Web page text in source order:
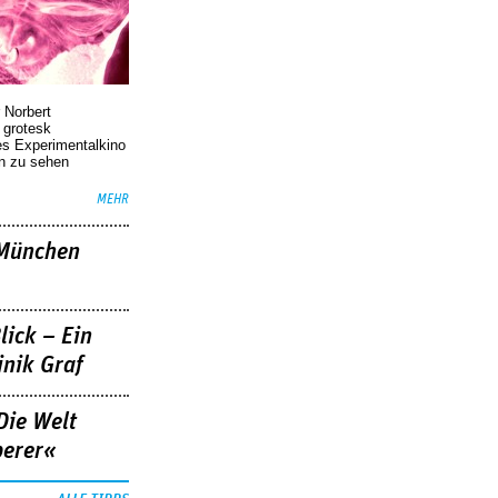
Experimentalkino
zu sehen
MEHR
– Ein
Graf
Welt